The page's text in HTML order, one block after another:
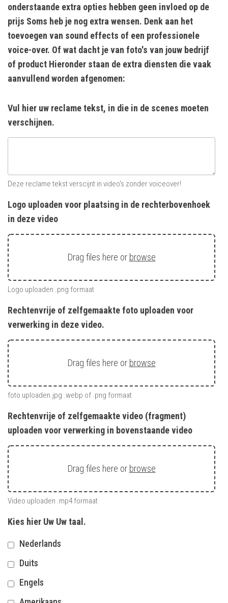
onderstaande extra opties hebben geen invloed op de
prijs Soms heb je nog extra wensen. Denk aan het
toevoegen van sound effects of een professionele
voice-over. Of wat dacht je van foto's van jouw bedrijf
of product Hieronder staan de extra diensten die vaak
aanvullend worden afgenomen:
Vul hier uw reclame tekst, in die in de scenes moeten
verschijnen.
Deze reclame tekst verscijnt in video's zonder voiceover!
Logo uploaden voor plaatsing in de rechterbovenhoek
in deze video
Drag files here or browse
Logo uploaden .png formaat
Rechtenvrije of zelfgemaakte foto uploaden voor
verwerking in deze video.
Drag files here or browse
foto uploaden.jpg .webp of .png formaat
Rechtenvrije of zelfgemaakte video (fragment)
uploaden voor verwerking in bovenstaande video
Drag files here or browse
Video uploaden .mp4 formaat
Kies hier Uw Uw taal.
Nederlands
Duits
Engels